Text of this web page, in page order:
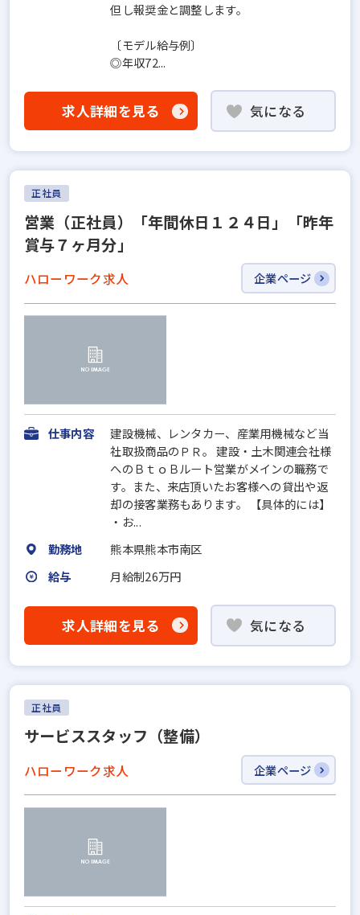
但し報奨金と調整します。
〔モデル給与例〕
◎年収72...
求人詳細を見る 気になる
正社員
営業（正社員）「年間休日１２４日」「昨年
賞与７ヶ月分」
ハローワーク求人 企業ページ
仕事内容
建設機械、レンタカー、産業用機械など当
社取扱商品のＰＲ。 建設・土木関連会社様
へのＢｔｏＢルート営業がメインの職務で
す。また、来店頂いたお客様への貸出や返
却の接客業務もあります。 【具体的には】
・お...
勤務地
熊本県熊本市南区
給与
月給制26万円
求人詳細を見る 気になる
正社員
サービススタッフ（整備）
ハローワーク求人 企業ページ